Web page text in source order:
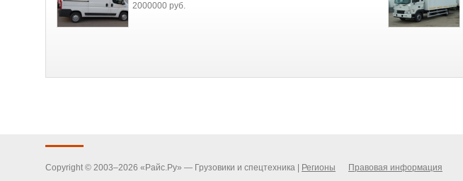
2000000 руб.
Copyright © 2003–2026 «Райс.Ру» — Грузовики и спецтехника | Регионы Правовая информация